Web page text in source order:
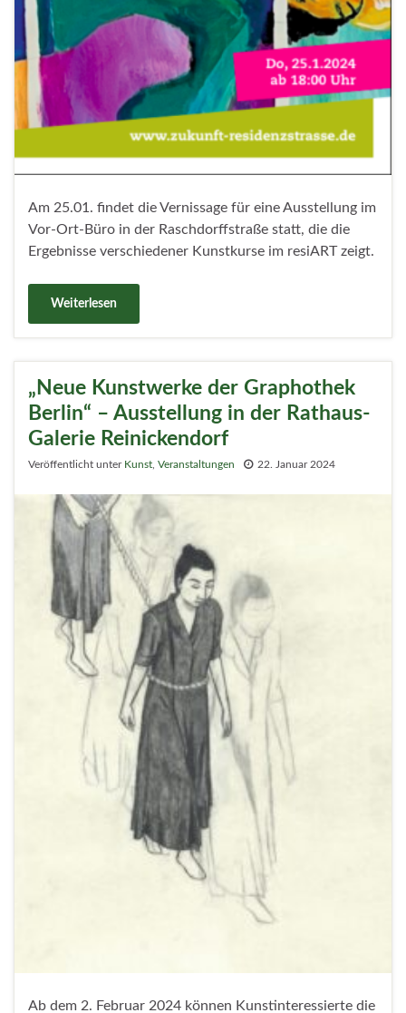
Am 25.01. findet die Vernissage für eine Ausstellung im
Vor-Ort-Büro in der Raschdorffstraße statt, die die
Ergebnisse verschiedener Kunstkurse im resiART zeigt.
Weiterlesen
„Neue Kunstwerke der Graphothek
Berlin“ – Ausstellung in der Rathaus-
Galerie Reinickendorf
Veröffentlicht unter Kunst Veranstaltungen 22. Januar 2024
Ab dem 2. Februar 2024 können Kunstinteressierte die